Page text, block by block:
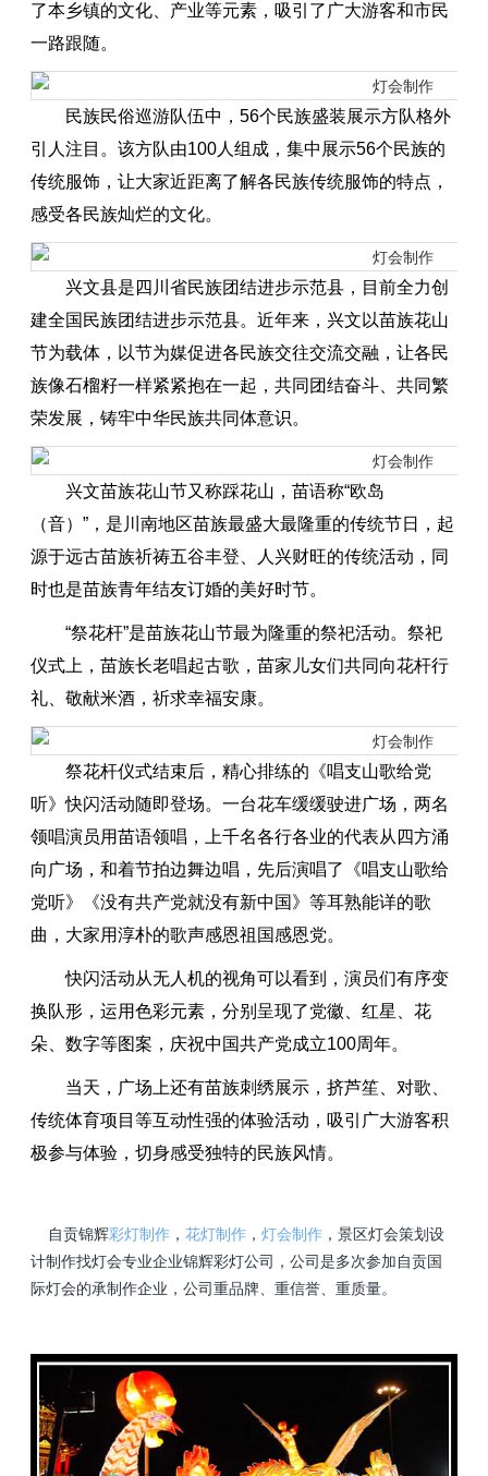
了本乡镇的文化、产业等元素，吸引了广大游客和市民
一路跟随。
民族民俗巡游队伍中，56个民族盛装展示方队格外
引人注目。该方队由100人组成，集中展示56个民族的
传统服饰，让大家近距离了解各民族传统服饰的特点，
感受各民族灿烂的文化。
兴文县是四川省民族团结进步示范县，目前全力创
建全国民族团结进步示范县。近年来，兴文以苗族花山
节为载体，以节为媒促进各民族交往交流交融，让各民
族像石榴籽一样紧紧抱在一起，共同团结奋斗、共同繁
荣发展，铸牢中华民族共同体意识。
兴文苗族花山节又称踩花山，苗语称“欧岛
（音）”，是川南地区苗族最盛大最隆重的传统节日，起
源于远古苗族祈祷五谷丰登、人兴财旺的传统活动，同
时也是苗族青年结友订婚的美好时节。
“祭花杆”是苗族花山节最为隆重的祭祀活动。祭祀
仪式上，苗族长老唱起古歌，苗家儿女们共同向花杆行
礼、敬献米酒，祈求幸福安康。
祭花杆仪式结束后，精心排练的《唱支山歌给党
听》快闪活动随即登场。一台花车缓缓驶进广场，两名
领唱演员用苗语领唱，上千名各行各业的代表从四方涌
向广场，和着节拍边舞边唱，先后演唱了《唱支山歌给
党听》《没有共产党就没有新中国》等耳熟能详的歌
曲，大家用淳朴的歌声感恩祖国感恩党。
快闪活动从无人机的视角可以看到，演员们有序变
换队形，运用色彩元素，分别呈现了党徽、红星、花
朵、数字等图案，庆祝中国共产党成立100周年。
当天，广场上还有苗族刺绣展示，挤芦笙、对歌、
传统体育项目等互动性强的体验活动，吸引广大游客积
极参与体验，切身感受独特的民族风情。
自贡锦辉彩灯制作 ，花灯制作 ，灯会制作 ，景区灯会策划设
计制作找灯会专业企业锦辉彩灯公司，公司是多次参加自贡国
际灯会的承制作企业，公司重品牌、重信誉、重质量。